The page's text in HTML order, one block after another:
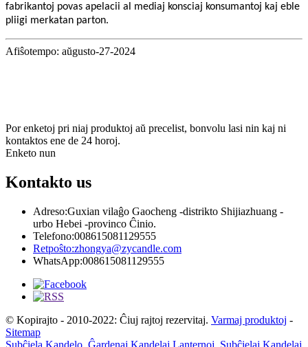
fabrikantoj povas apelacii al mediaj konsciaj konsumantoj kaj eble
pliigi merkatan parton.
Afiŝotempo: aŭgusto-27-2024
Por enketoj pri niaj produktoj aŭ precelist, bonvolu lasi nin kaj ni
kontaktos ene de 24 horoj.
Enketo nun
Kontakto us
Adreso:Guxian vilaĝo Gaocheng -distrikto Shijiazhuang -
urbo Hebei -provinco Ĉinio.
Telefono:008615081129555
Retpoŝto:zhongya@zycandle.com
WhatsApp:008615081129555
© Kopirajto - 2010-2022: Ĉiuj rajtoj rezervitaj. Varmaj produktoj -
Sitemap
Subĉiela Kandelo Ĝardenaj Kandelaj Lanternoj Subĉielaj Kandelaj